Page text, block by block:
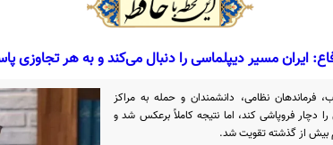
ایران مسیر دیپلماسی را دنبال می‌کند و به هر تجاوزی
فرماندهان نظامی، دانشمندان و حمله به مراکز
دچار فروپاشی کند، اما نتیجه کاملاً برعکس شد و
بیش از گذشته تقویت شد.